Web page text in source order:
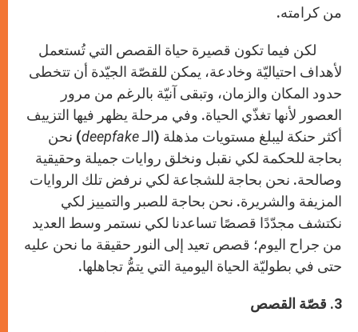
من كرامته.
لكن فيما تكون قصيرة حياة القصص التي تُستعمل
لأهداف احتياليّة وخادعة، يمكن للقصّة الجيّدة أن تتخطى
حدود المكان والزمان، وتبقى آنيّة بالرغم من مرور
العصور لأنها تغذّي الحياة. وفي مرحلة يظهر فيها التزييف
أكثر حنكة ليبلغ مستويات مذهلة (الـdeepfake) نحن
بحاجة للحكمة لكي نقبل ونخلق روايات جميلة وحقيقية
وصالحة. نحن بحاجة للشجاعة لكي نرفض تلك الروايات
المزيفة والشريرة. نحن بحاجة للصبر والتمييز لكي
نكتشف مجدّدًا قصصًا تساعدنا لكي نستمر وسط العديد
من جراح اليوم؛ قصص تعيد إلى النور حقيقة ما نحن عليه
حتى في بطوليّة الحياة اليومية التي يتمُّ تجاهلها.
3. قصّة القصص